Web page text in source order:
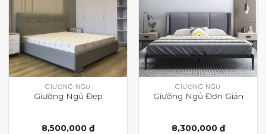
GIƯỜNG NGỦ
Giường Ngủ Đẹp
8,500,000 ₫
GIƯỜNG NGỦ
Giường Ngủ Đơn Giản
8,300,000 ₫